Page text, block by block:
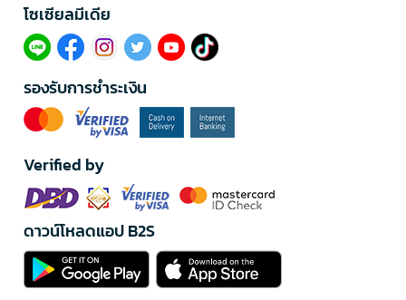
โซเซียลมีเดีย​
รองรับการชำระเงิน
Verified by
ดาวน์โหลดแอป B2S